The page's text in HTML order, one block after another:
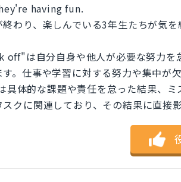
having fun.
わり、楽しんでいる3年生たちが気
off"は自分自身や他人が必要な努力を
す。仕事や学習に対する努力や集中
具体的な課題や責任を怠った結果、
クに関連しており、その結果に直接